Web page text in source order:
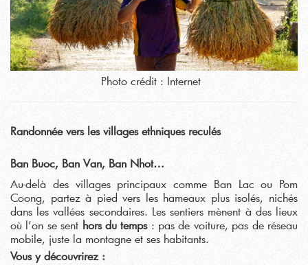
Photo crédit : Internet
Randonnée vers les villages ethniques reculés
Ban Buoc, Ban Van, Ban Nhot…
Au-delà des villages principaux comme Ban Lac ou Pom
Coong, partez à pied vers les hameaux plus isolés, nichés
dans les vallées secondaires. Les sentiers mènent à des lieux
où l’on se sent hors du temps: pas de voiture, pas de réseau
mobile, juste la montagne et ses habitants.
Vous y découvrirez :